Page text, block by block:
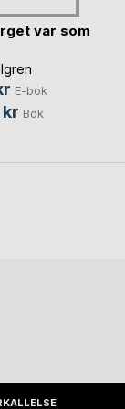
var som
E-bok
kr Bok